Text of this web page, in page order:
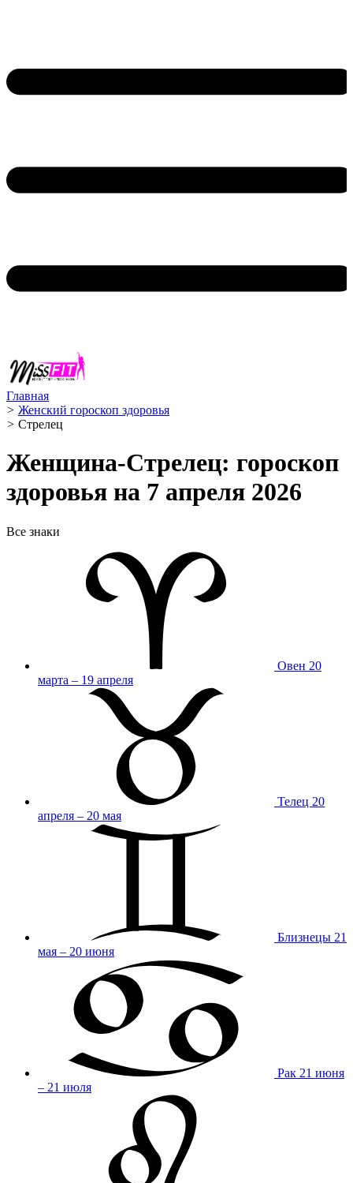
Главная
> Женский гороскоп здоровья
> Стрелец ️
Женщина-Стрелец: гороскоп
здоровья на 7 апреля 2026
Все знаки
Овен 20
марта – 19 апреля
Телец 20
апреля – 20 мая
Близнецы 21
мая – 20 июня
Рак 21 июня
– 21 июля